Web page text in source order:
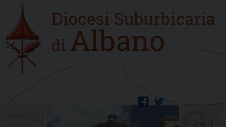
content
Home
new
twitter
facebook